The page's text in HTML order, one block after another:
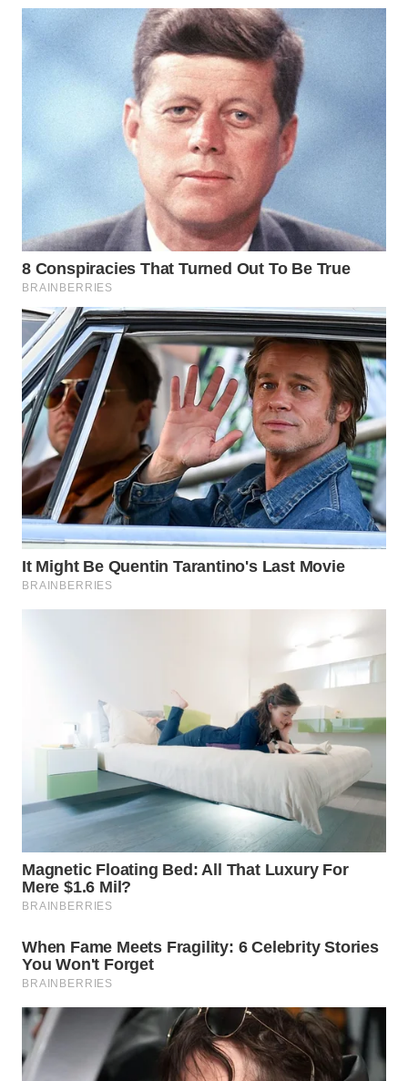
WN
LANGKAT
WN
TAPANULI
SELATAN
WN
TANJUNG
LESUNG
WN
KARO
WN
SIMALUNGUN
WN
WN DELI
SERDANG
WN
TEBING
WN
PAKPAK
WN
KARAWANG
WN
BEKASI